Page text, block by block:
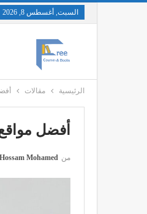
السبت, أغسطس 8, 2026
الرئيسية مقالات
أفضل
من Hossam Mohamed